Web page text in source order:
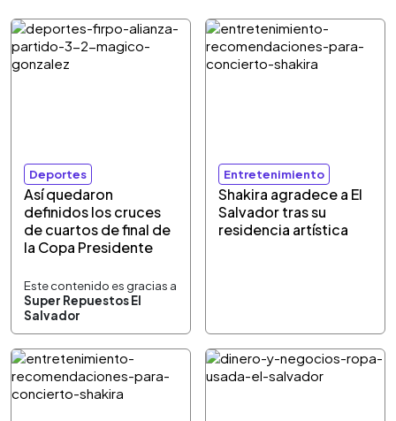
Deportes
Así quedaron
definidos los cruces
de cuartos de final de
la Copa Presidente
Este contenido es gracias a
Super Repuestos El
Salvador
Entretenimiento
Shakira agradece a El
Salvador tras su
residencia artística